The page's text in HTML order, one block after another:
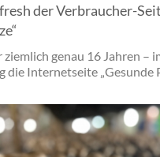
der Verbraucher-
ziemlich genau 16 Jahren –
die Internetseite „Gesunde